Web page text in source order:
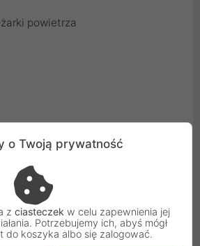
powietrza
o Twoją prywatność
z ciasteczek w celu zapewnienia jej
Potrzebujemy ich, abyś mógł
do koszyka albo się zalogować.